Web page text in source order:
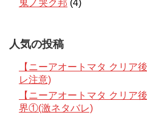
鬼ノ哭ク邦 (4)
人気の投稿
【ニーアオートマタ クリア
レ注意)
【ニーアオートマタ クリア
界①(激ネタバレ)